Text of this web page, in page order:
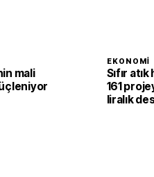
mali
EKONOMI
Sıfır
161
liralık